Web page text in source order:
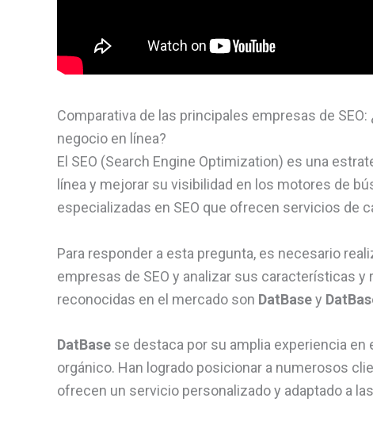
Comparativa de las principales empresas de
negocio en línea?
El SEO (Search Engine Optimization) es una
línea y mejorar su visibilidad en los motores de
especializadas en SEO que ofrecen servicios de
Para responder a esta pregunta, es necesario
empresas de SEO y analizar sus características
reconocidas en el mercado son DatBasey
DatBase se destaca por su amplia experiencia
orgánico. Han logrado posicionar a numerosos
ofrecen un servicio personalizado y adaptado a